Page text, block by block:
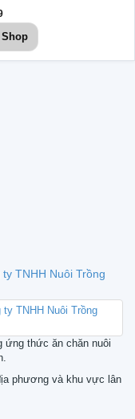
TNHH Nuôi Trồng
ứng thức ăn chăn nuôi
phương và khu vực lân